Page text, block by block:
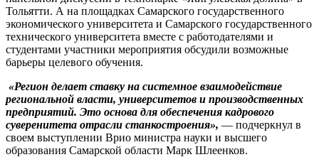
Тольятти. А на площадках Самарского государственного
экономического университета и Самарского государственного
технического университета вместе с работодателями и
студентами участники мероприятия обсудили возможные
барьеры целевого обучения.
«Регион делает ставку на системное взаимодействие
региональной власти, университетов и производственных
предприятий. Это основа для обеспечения кадрового
суверенитета отрасли станкостроения», — подчеркнул в
своем выступлении Врио министра науки и высшего
образования Самарской области Марк Шлеенков.